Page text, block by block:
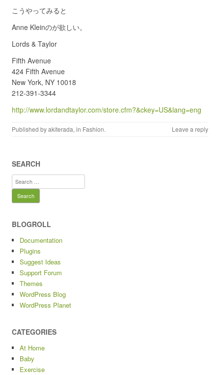
こうやってみると
Anne Kleinのが欲しい。
Lords & Taylor
Fifth Avenue
424 Fifth Avenue
New York, NY 10018
212-391-3344
http://www.lordandtaylor.com/store.cfm?&ckey=US&lang=eng
Published byakiterada, in Fashion. Leave a reply
SEARCH
Search
for:
BLOGROLL
Documentation
Plugins
Suggest Ideas
Support Forum
Themes
WordPress Blog
WordPress Planet
CATEGORIES
At Home
Baby
Exercise